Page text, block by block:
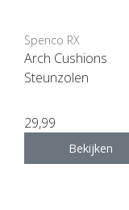
Spenco RX
Arch Cushions
Steunzolen
29,99
Bekijken